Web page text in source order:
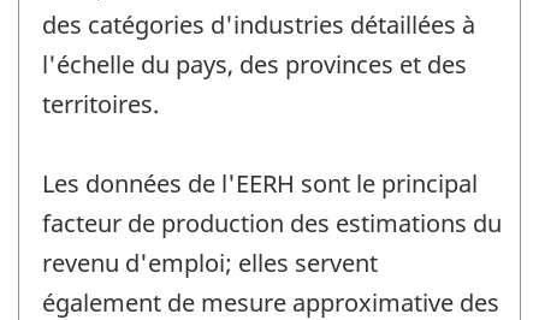
des catégories d'industries détaillées à
l'échelle du pays, des provinces et des
territoires.
Les données de l'EERH sont le principal
facteur de production des estimations du
revenu d'emploi; elles servent
également de mesure approximative des